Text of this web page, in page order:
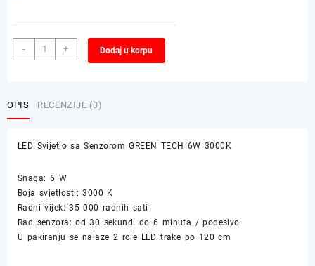
-
LED
Svijetlo
GREEN
3000K
+ Dodaj u korpu
OPIS RECENZIJE (0)
LED Svijetlo sa Senzorom GREEN TECH 6W 3000K
Snaga: 6 W
Boja svjetlosti: 3000 K
Radni vijek: 35 000 radnih sati
Rad senzora: od 30 sekundi do 6 minuta / podesivo
U pakiranju se nalaze 2 role LED trake po 120 cm